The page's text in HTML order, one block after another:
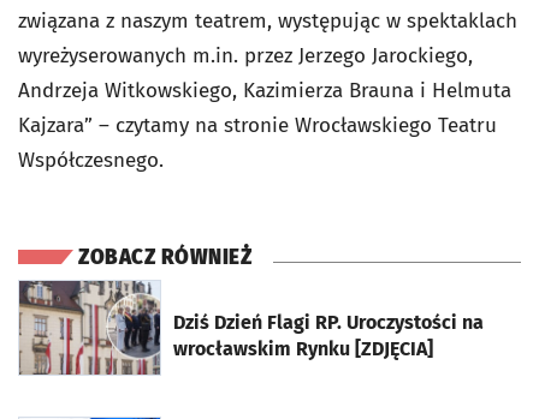
związana z naszym teatrem, występując w spektaklach
wyreżyserowanych m.in. przez Jerzego Jarockiego,
Andrzeja Witkowskiego, Kazimierza Brauna i Helmuta
Kajzara” – czytamy na stronie Wrocławskiego Teatru
Współczesnego.
ZOBACZ RÓWNIEŻ
Dziś Dzień Flagi RP. Uroczystości na
wrocławskim Rynku [ZDJĘCIA]
otworzy się w nowej karcie